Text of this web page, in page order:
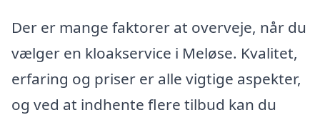
Der er mange faktorer at overveje, når du
vælger en kloakservice i Meløse. Kvalitet,
erfaring og priser er alle vigtige aspekter,
og ved at indhente flere tilbud kan du